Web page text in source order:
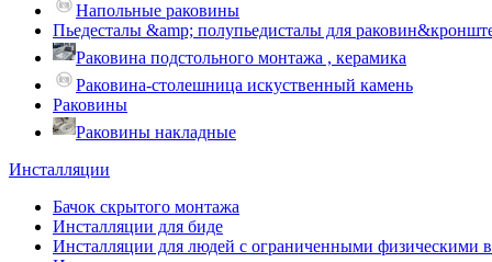
Напольные раковины
Пьедесталы &amp; полупьедисталы для
Раковина подстольного монтажа , керамика
Раковина-столешница искуственный камень
Раковины
Раковины накладные
Инсталляции
Бачок скрытого монтажа
Инсталляции для биде
Инсталляции для людей с ограниченными физическими